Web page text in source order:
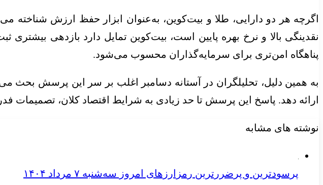
اگرچه هر دو دارایی، طلا و بیت‌کوین، به‌عنوان ابزار حفظ ارزش شناخته
نقدینگی بالا و نرخ بهره پایین است، بیت‌کوین تمایل دارد بازدهی
پناهگاه امن‌تری برای سرمایه‌گذاران محسوب می‌شود.
به همین دلیل، تحلیلگران در آستانه دسامبر اغلب بر سر این پرسش بحث
ارائه دهد. پاسخ این پرسش تا حد زیادی به شرایط اقتصاد کلان، تصمیمات
نوشته های مشابه
پرسودترین و پرضررترین رمزارزهای امروز سه‌شنبه ۷ مرداد ۱۴۰۴